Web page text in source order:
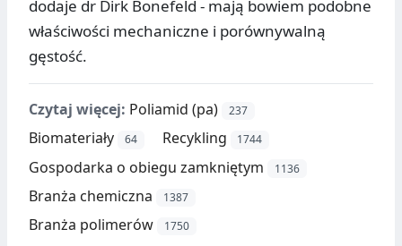
dodaje dr Dirk Bonefeld - mają bowiem podobne
właściwości mechaniczne i porównywalną
gęstość.
Czytaj więcej: Poliamid (pa) 237
Biomateriały 64 Recykling 1744
Gospodarka o obiegu zamkniętym 1136
Branża chemiczna 1387
Branża polimerów 1750